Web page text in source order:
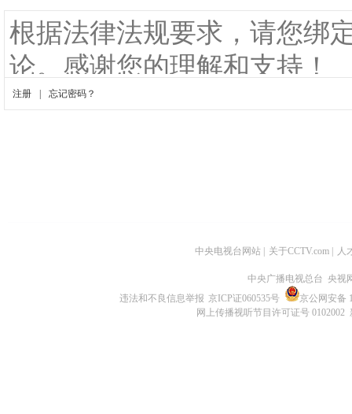
中央电视台网站 关于CCTV.com 人
中央广播电视总台 央视
违法和不良信息举报 京ICP证060535号
京公网安备
网上传播视听节目许可证号 0102002